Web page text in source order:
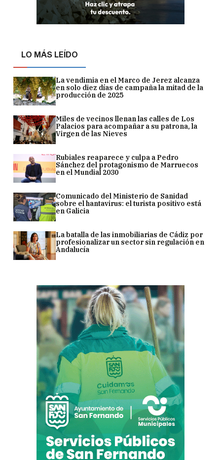
LO MÁS LEÍDO
La vendimia en el Marco de Jerez alcanza
en solo diez días de campaña la mitad de la
producción de 2025
Miles de vecinos llenan las calles de Los
Palacios para acompañar a su patrona, la
Virgen de las Nieves
Rubiales reaparece y culpa a Pedro
Sánchez del protagonismo de Marruecos
en el Mundial 2030
Comunicado del Ministerio de Sanidad
sobre el hantavirus: el turista positivo está
en Galicia
La batalla de las inmobiliarias de Cádiz por
profesionalizar un sector sin regulación en
Andalucía